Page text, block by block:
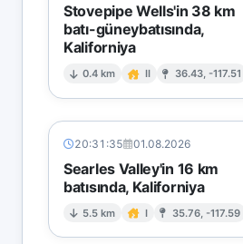
Stovepipe Wells'in 38 km
batı-güneybatısında,
Kaliforniya
0.4 km II 36.43, -117.51
20:31:35 01.08.2026
Searles Valley'in 16 km
batısında, Kaliforniya
5.5 km I 35.76, -117.59